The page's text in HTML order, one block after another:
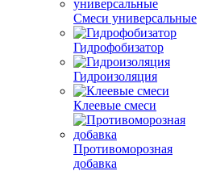
Смеси универсальные
Гидрофобизатор
Гидроизоляция
Клеевые смеси
Противоморозная
добавка